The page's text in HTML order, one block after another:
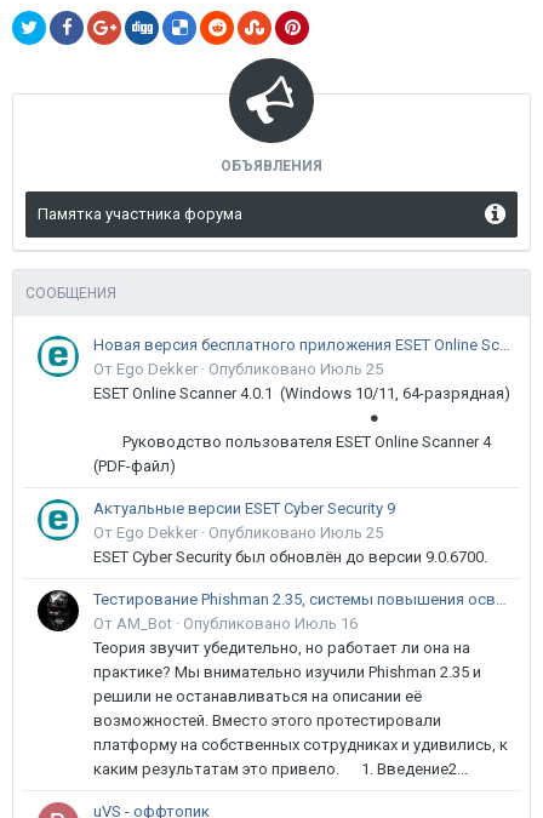
ОБЪЯВЛЕНИЯ
Памятка участника форума
СООБЩЕНИЯ
Новая версия бесплатного приложения ESET Online Scanner доступна пользователям
От Ego Dekker · Опубликовано Июль 25
ESET Online Scanner 4.0.1 (Windows 10/11, 64-разрядная)
●
Руководство пользователя ESET Online Scanner 4
(PDF-файл)
Актуальные версии ESET Cyber Security 9
От Ego Dekker · Опубликовано Июль 25
ESET Cyber Security был обновлён до версии 9.0.6700.
Тестирование Phishman 2.35, системы повышения осведомлённости пользователей в сфере ИБ
От AM_Bot · Опубликовано Июль 16
Теория звучит убедительно, но работает ли она на
практике? Мы внимательно изучили Phishman 2.35 и
решили не останавливаться на описании её
возможностей. Вместо этого протестировали
платформу на собственных сотрудниках и удивились, к
каким результатам это привело. 1. Введение2...
uVS - оффтопик